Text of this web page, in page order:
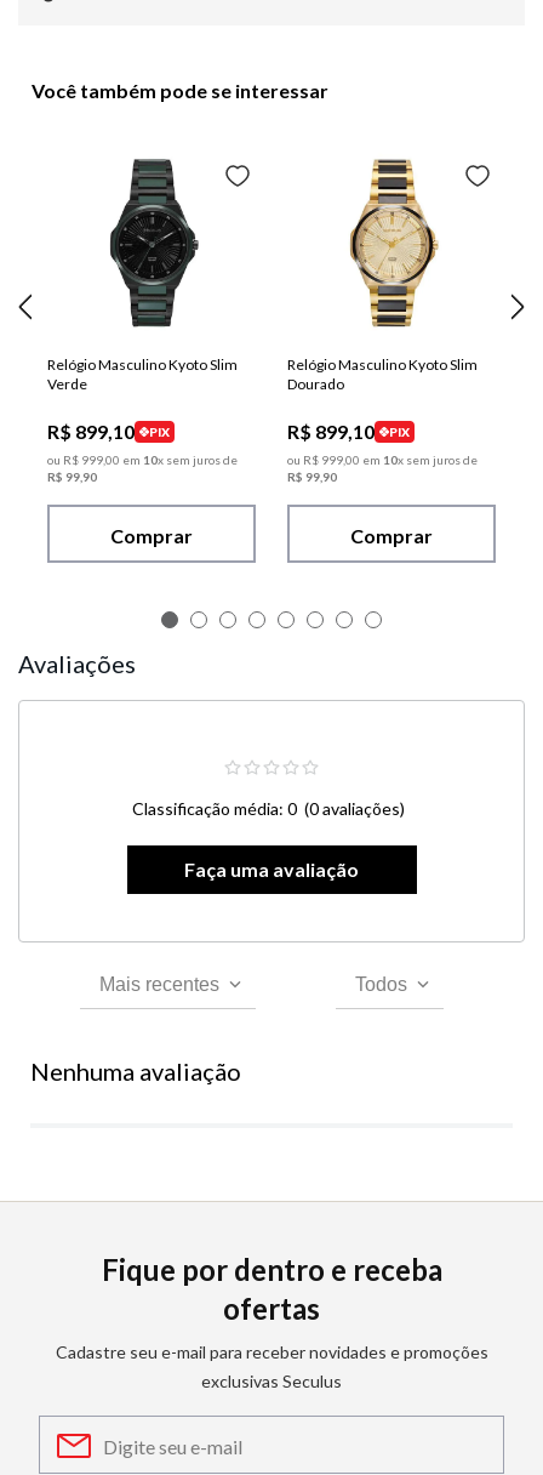
Você também pode se interessar
Relógio Masculino Kyoto Slim
Verde
R$ 899,10
PIX
ou R$ 99900 em 10x sem juros de
R$ 99 90
Comprar
Relógio Masculino Kyoto Slim
Dourado
R$ 899,10
PIX
ou R$ 99900 em 10x sem juros de
R$ 99 90
Comprar
Avaliações
Classificação média: 0 (0 avaliações)
Mais recentes Todos
Nenhuma avaliação
Fique por dentro e receba
ofertas
Cadastre seu e-mail para receber novidades e promoções
exclusivas Seculus